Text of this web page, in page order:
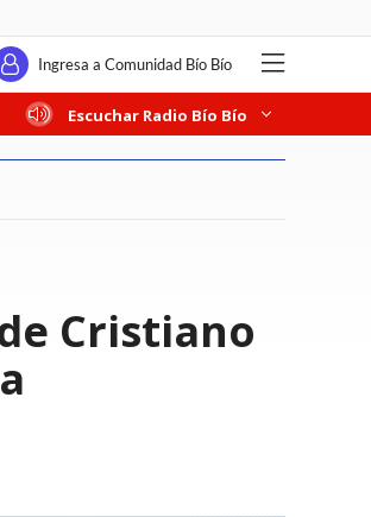
Ingresa a Comunidad Bío Bío
Escuchar Radio Bío Bío
Cristiano